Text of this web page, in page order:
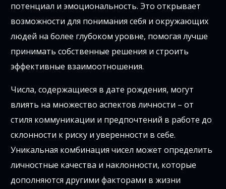
потенциал и эмоциональность. Это открывает
возможности для понимания себя и окружающих
людей на более глубоком уровне, помогая лучше
принимать собственные решения и строить
эффективные взаимоотношения.
Числа, содержащиеся в дате рождения, могут
влиять на множество аспектов личности – от
стиля коммуникации и предпочтений в работе до
склонности к риску и уверенности в себе.
Уникальная комбинация чисел может определить
личностные качества и наклонности, которые
дополняются другими факторами в жизни